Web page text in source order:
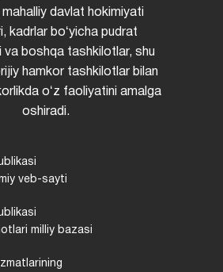
davlat hokimiyati
kadrlar boʻyicha pudrat
va boshqa tashkilotlar, shu
hamkor tashkilotlar bilan
oʻz faoliyatini amalga
oshiradi.
veb-sayti
milliy bazasi